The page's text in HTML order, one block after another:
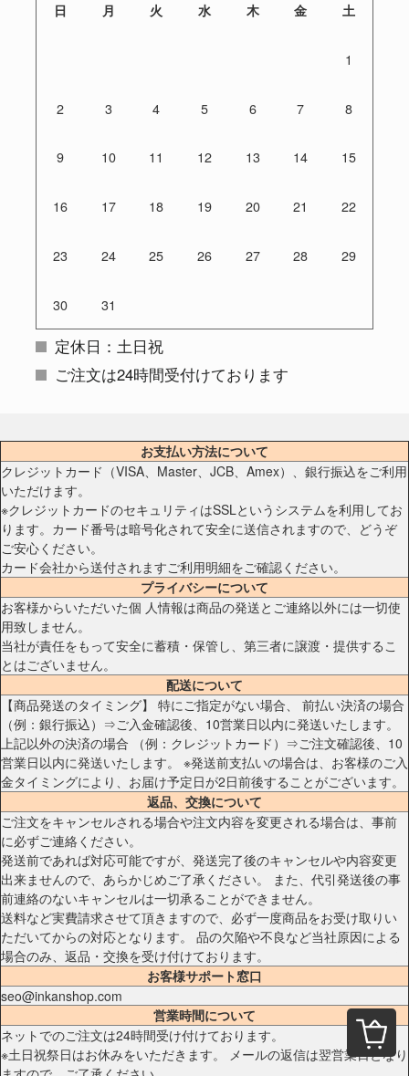
日 月 火 水 木 金 土
1
2 3 4 5 6 7 8
9 10 11 12 13 14 15
16 17 18 19 20 21 22
23 24 25 26 27 28 29
30 31
定休日：土日祝
ご注文は24時間受付けております
お支払い方法について
クレジットカード（VISA、Master、JCB、Amex）、銀行振込をご利用
いただけます。
※クレジットカードのセキュリティはSSLというシステムを利用してお
ります。カード番号は暗号化されて安全に送信されますので、どうぞ
ご安心ください。
カード会社から送付されますご利用明細をご確認ください。
プライバシーについて
お客様からいただいた個 人情報は商品の発送とご連絡以外には一切使
用致しません。
当社が責任をもって安全に蓄積・保管し、第三者に譲渡・提供するこ
とはございません。
配送について
【商品発送のタイミング】 特にご指定がない場合、 前払い決済の場合
（例：銀行振込）⇒ご入金確認後、10営業日以内に発送いたします。
上記以外の決済の場合 （例：クレジットカード）⇒ご注文確認後、10
営業日以内に発送いたします。 ※発送前支払いの場合は、お客様のご入
金タイミングにより、お届け予定日が2日前後することがございます。
返品、交換について
ご注文をキャンセルされる場合や注文内容を変更される場合は、事前
に必ずご連絡ください。
発送前であれば対応可能ですが、発送完了後のキャンセルや内容変更
出来ませんので、あらかじめご了承ください。 また、代引発送後の事
前連絡のないキャンセルは一切承ることができません。
送料など実費請求させて頂きますので、必ず一度商品をお受け取りい
ただいてからの対応となります。 品の欠陥や不良など当社原因による
場合のみ、返品・交換を受け付けております。
お客様サポート窓口
seo@inkanshop.com
営業時間について
ネットでのご注文は24時間受け付けております。
※土日祝祭日はお休みをいただきます。 メールの返信は翌営業日となり